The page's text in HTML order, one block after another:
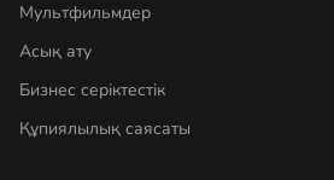
Мультфильмдер
Асық ату
Бизнес серіктестік
Құпиялылық саясаты